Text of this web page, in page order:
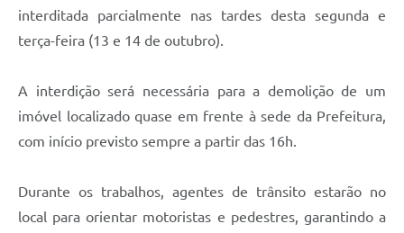
Participe mais
Contas Públicas
Telefones Úteis
Jornal
Agenda
Diário Oficial
interditada parcialmente nas tardes desta segunda e
terça-feira (13 e 14 de outubro).
A interdição será necessária para a demolição de um
imóvel localizado quase em frente à sede da Prefeitura,
com início previsto sempre a partir das 16h.
Durante os trabalhos, agentes de trânsito estarão no
local para orientar motoristas e pedestres, garantindo a